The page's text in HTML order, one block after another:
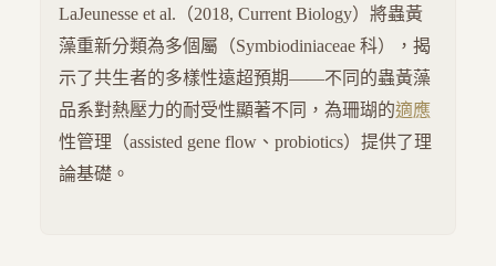
LaJeunesse et al.（2018, Current Biology）將蟲黃
藻重新分類為多個屬（Symbiodiniaceae 科），揭
示了共生者的多樣性遠超預期——不同的蟲黃藻
品系對熱壓力的耐受性顯著不同，為珊瑚的適應
性管理（assisted gene flow、probiotics）提供了理
論基礎。